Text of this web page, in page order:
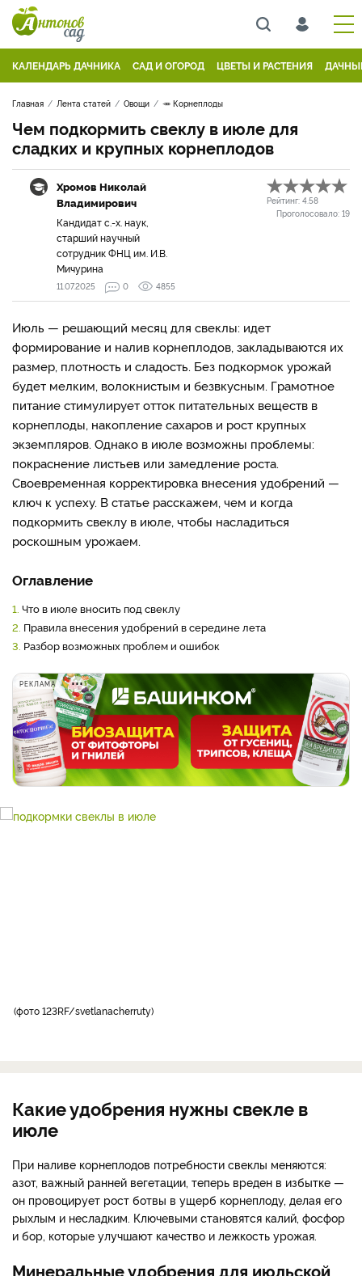
КАЛЕНДАРЬ ДАЧНИКА САД И ОГОРОД ЦВЕТЫ И РАСТЕНИЯ
Главная Лента статей Овощи 🥕 Корнеплоды
Чем подкормить свеклу в июле для
сладких и крупных корнеплодов
Хромов Николай
Владимирович
Кандидат с.-х. наук,
старший научный
сотрудник ФНЦ им. И.В.
Мичурина
Рейтинг: 4.58
Проголосовало: 19
11.07.2025 0 4855
Июль — решающий месяц для свеклы: идет
формирование и налив корнеплодов, закладываются их
размер, плотность и сладость. Без подкормок урожай
будет мелким, волокнистым и безвкусным. Грамотное
питание стимулирует отток питательных веществ в
корнеплоды, накопление сахаров и рост крупных
экземпляров. Однако в июле возможны проблемы:
покраснение листьев или замедление роста.
Своевременная корректировка внесения удобрений —
ключ к успеху. В статье расскажем, чем и когда
подкормить свеклу в июле, чтобы насладиться
роскошным урожаем.
Оглавление
1. Что в июле вносить под свеклу
2. Правила внесения удобрений в середине лета
3. Разбор возможных проблем и ошибок
РЕКЛАМА
фото 123RF/svetlanacherruty
Какие удобрения нужны свекле в
июле
При наливе корнеплодов потребности свеклы меняются:
азот, важный ранней вегетации, теперь вреден в избытке —
он провоцирует рост ботвы в ущерб корнеплоду, делая его
рыхлым и несладким. Ключевыми становятся калий, фосфор
и бор, которые улучшают качество и лежкость урожая.
Минеральные удобрения для июльской